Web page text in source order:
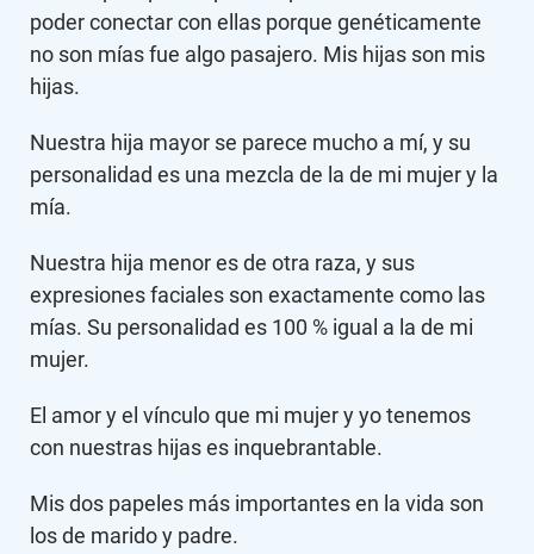
poder conectar con ellas porque genéticamente
no son mías fue algo pasajero. Mis hijas son mis
hijas.
Nuestra hija mayor se parece mucho a mí, y su
personalidad es una mezcla de la de mi mujer y la
mía.
Nuestra hija menor es de otra raza, y sus
expresiones faciales son exactamente como las
mías. Su personalidad es 100 % igual a la de mi
mujer.
El amor y el vínculo que mi mujer y yo tenemos
con nuestras hijas es inquebrantable.
Mis dos papeles más importantes en la vida son
los de marido y padre.